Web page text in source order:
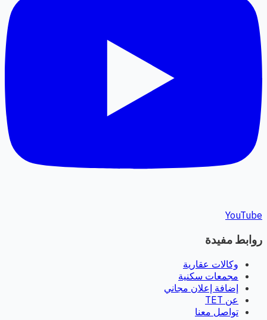
YouTube
روابط مفيدة
وكالات عقارية
مجمعات سكنية
إضافة إعلان مجاني
عن TET
تواصل معنا